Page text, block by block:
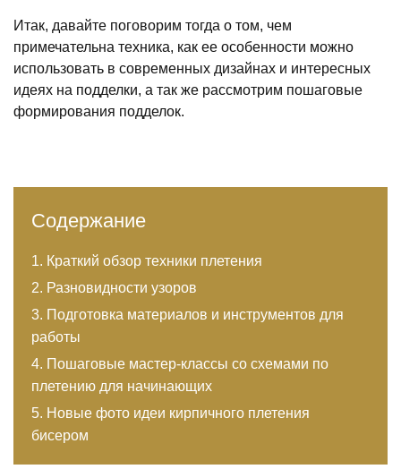
Итак, давайте поговорим тогда о том, чем
примечательна техника, как ее особенности можно
использовать в современных дизайнах и интересных
идеях на подделки, а так же рассмотрим пошаговые
формирования подделок.
Содержание
Краткий обзор техники плетения
Разновидности узоров
Подготовка материалов и инструментов для
работы
Пошаговые мастер-классы со схемами по
плетению для начинающих
Новые фото идеи кирпичного плетения
бисером